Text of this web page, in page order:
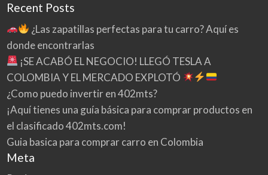
Recent Posts
¿Las zapatillas perfectas para tu carro? Aquí es
donde encontrarlas
¡SE ACABÓ EL NEGOCIO! LLEGÓ TESLA A
COLOMBIA Y EL MERCADO EXPLOTÓ
¿Como puedo invertir en 402mts?
¡Aquí tienes una guía básica para comprar productos en
el clasificado 402mts.com!
Guia basica para comprar carro en Colombia
Meta